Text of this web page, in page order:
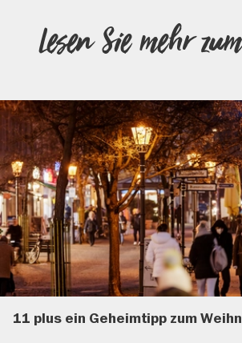
Lesen Sie mehr
11 plus ein Geheimtipp zum